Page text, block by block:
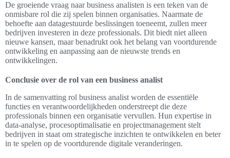
De groeiende vraag naar business analisten is een teken van de
onmisbare rol die zij spelen binnen organisaties. Naarmate de
behoefte aan datagestuurde beslissingen toeneemt, zullen meer
bedrijven investeren in deze professionals. Dit biedt niet alleen
nieuwe kansen, maar benadrukt ook het belang van voortdurende
ontwikkeling en aanpassing aan de nieuwste trends en
ontwikkelingen.
Conclusie over de rol van een business analist
In de samenvatting rol business analist worden de essentiële
functies en verantwoordelijkheden onderstreept die deze
professionals binnen een organisatie vervullen. Hun expertise in
data-analyse, procesoptimalisatie en projectmanagement stelt
bedrijven in staat om strategische inzichten te ontwikkelen en beter
in te spelen op de voortdurende digitale veranderingen.